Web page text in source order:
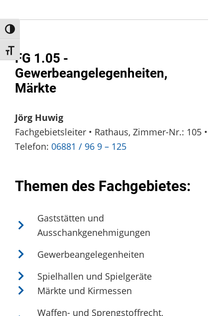
Umschalten auf hohe Kontraste
Schrift vergrößern
FG 1.05 -
Gewerbeangelegenheiten,
Märkte
Jörg Huwig
Fachgebietsleiter • Rathaus, Zimmer-Nr.: 105 •
Telefon: 06881 / 96 9 – 125
Themen des Fachgebietes:
Gaststätten und
Ausschankgenehmigungen
Gewerbeangelegenheiten
Spielhallen und Spielgeräte
Märkte und Kirmessen
Waffen- und Sprengstoffrecht,